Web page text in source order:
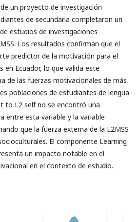
un proyecto de investigación
de secundaria completaron un
estudios de investigaciones
Los resultados confirman que el
predictor de la motivación para el
en Ecuador, lo que valida este
de las fuerzas motivacionales de más
poblaciones de estudiantes de lengua
to L2 self no se encontró una
entre esta variable y la variable
que la fuerza externa de la L2MSS
El componente Learning
un impacto notable en el
en el contexto de estudio.